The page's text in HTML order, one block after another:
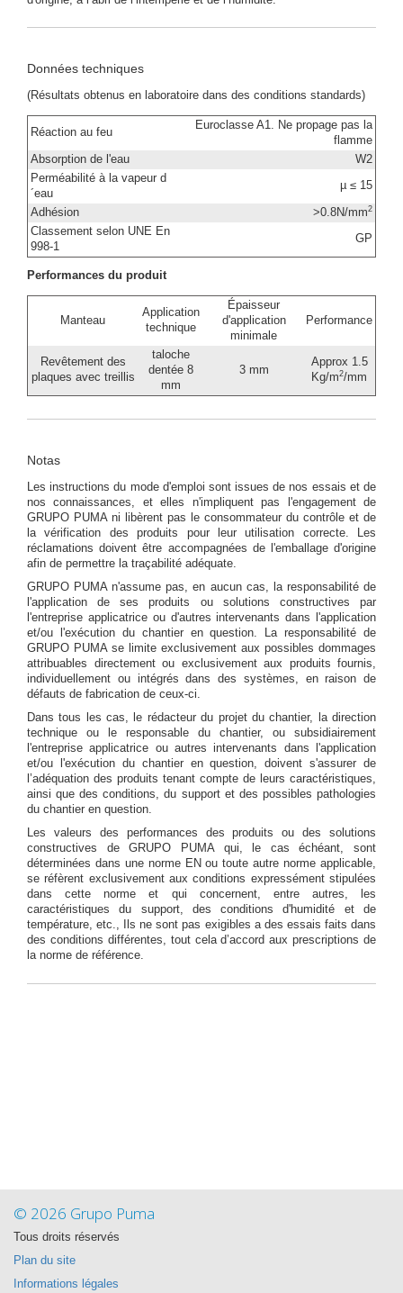
Données techniques
(Résultats obtenus en laboratoire dans des conditions standards)
Réaction au feu
Euroclasse A1. Ne propage pas la
flamme
Absorption de l'eau
W2
Perméabilité à la vapeur d
´eau
µ ≤ 15
Adhésion >0.8N/mm2
Classement selon UNE En
998-1
GP
Performances du produit
Manteau
Application
technique
Épaisseur
d'application
minimale
Performance
Revêtement des
plaques avec treillis
taloche
dentée 8
mm
3 mm
Approx 1.5
Kg/m2/mm
Notas
Les instructions du mode d'emploi sont issues de nos essais et de
nos connaissances, et elles n'impliquent pas l'engagement de
GRUPO PUMA ni libèrent pas le consommateur du contrôle et de
la vérification des produits pour leur utilisation correcte. Les
réclamations doivent être accompagnées de l'emballage d'origine
afin de permettre la traçabilité adéquate.
GRUPO PUMA n'assume pas, en aucun cas, la responsabilité de
l'application de ses produits ou solutions constructives par
l'entreprise applicatrice ou d'autres intervenants dans l'application
et/ou l'exécution du chantier en question. La responsabilité de
GRUPO PUMA se limite exclusivement aux possibles dommages
attribuables directement ou exclusivement aux produits fournis,
individuellement ou intégrés dans des systèmes, en raison de
défauts de fabrication de ceux-ci.
Dans tous les cas, le rédacteur du projet du chantier, la direction
technique ou le responsable du chantier, ou subsidiairement
l'entreprise applicatrice ou autres intervenants dans l'application
et/ou l'exécution du chantier en question, doivent s'assurer de
l’adéquation des produits tenant compte de leurs caractéristiques,
ainsi que des conditions, du support et des possibles pathologies
du chantier en question.
Les valeurs des performances des produits ou des solutions
constructives de GRUPO PUMA qui, le cas échéant, sont
déterminées dans une norme EN ou toute autre norme applicable,
se réfèrent exclusivement aux conditions expressément stipulées
dans cette norme et qui concernent, entre autres, les
caractéristiques du support, des conditions d'humidité et de
température, etc., Ils ne sont pas exigibles a des essais faits dans
des conditions différentes, tout cela d’accord aux prescriptions de
la norme de référence.
© 2026 Grupo Puma
Tous droits réservés
Plan du site
Informations légales